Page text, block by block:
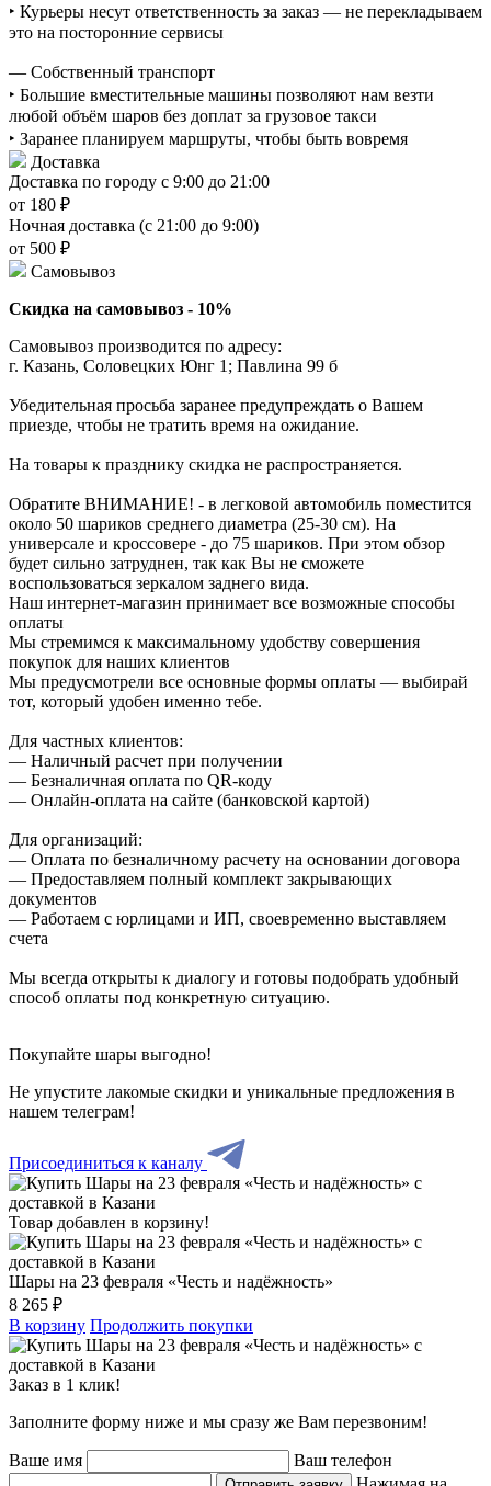
‣ Курьеры несут ответственность за заказ — не перекладываем
это на посторонние сервисы
— Собственный транспорт
‣ Большие вместительные машины позволяют нам везти
любой объём шаров без доплат за грузовое такси
‣ Заранее планируем маршруты, чтобы быть вовремя
Доставка
Доставка по городу с 9:00 до 21:00
от 180 ₽
Ночная доставка (с 21:00 до 9:00)
от 500 ₽
Самовывоз
Скидка на самовывоз - 10%
Самовывоз производится по адресу:
г. Казань, Соловецких Юнг 1; Павлина 99 б
Убедительная просьба заранее предупреждать о Вашем
приезде, чтобы не тратить время на ожидание.
На товары к празднику скидка не распространяется.
Обратите ВНИМАНИЕ! - в легковой автомобиль поместится
около 50 шариков среднего диаметра (25-30 см). На
универсале и кроссовере - до 75 шариков. При этом обзор
будет сильно затруднен, так как Вы не сможете
воспользоваться зеркалом заднего вида.
Наш интернет-магазин принимает все возможные способы
оплаты
Мы стремимся к максимальному удобству совершения
покупок для наших клиентов
Мы предусмотрели все основные формы оплаты — выбирай
тот, который удобен именно тебе.
Для частных клиентов:
— Наличный расчет при получении
— Безналичная оплата по QR-коду
— Онлайн-оплата на сайте (банковской картой)
Для организаций:
— Оплата по безналичному расчету на основании договора
— Предоставляем полный комплект закрывающих
документов
— Работаем с юрлицами и ИП, своевременно выставляем
счета
Мы всегда открыты к диалогу и готовы подобрать удобный
способ оплаты под конкретную ситуацию.
Покупайте шары выгодно!
Не упустите лакомые скидки и уникальные предложения в
нашем телеграм!
Присоединиться к каналу
Товар добавлен в корзину!
Шары на 23 февраля «Честь и надёжность»
8 265 ₽
В корзину Продолжить покупки
Заказ в 1 клик!
Заполните форму ниже и мы сразу же Вам перезвоним!
Ваше имя Ваш телефон